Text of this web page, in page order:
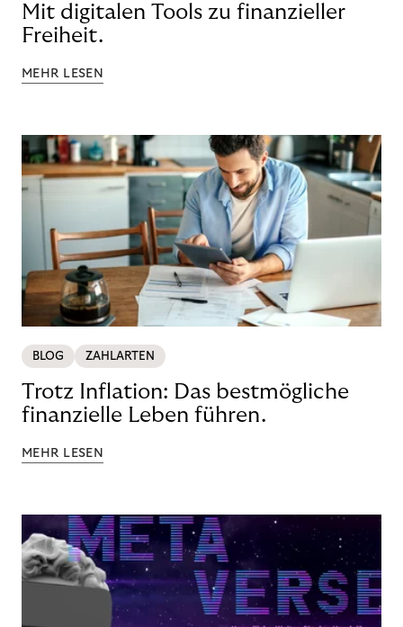
Mit digitalen Tools zu finanzieller
Freiheit.
MEHR LESEN
BLOG ZAHLARTEN
Trotz Inflation: Das bestmögliche
finanzielle Leben führen.
MEHR LESEN